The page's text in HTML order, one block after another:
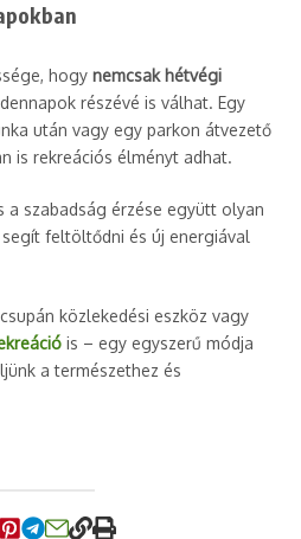
hogy nemcsak hétvégi
részévé is válhat. Egy
után vagy egy parkon átvezető
is rekreációs élményt adhat.
a szabadság érzése együtt olyan
feltöltődni és új energiával
közlekedési eszköz vagy
is – egy egyszerű módja
a természethez és